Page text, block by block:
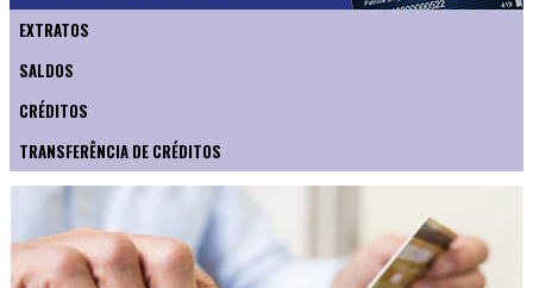
EXTRATOS
SALDOS
CRÉDITOS
TRANSFERÊNCIA DE CRÉDITOS